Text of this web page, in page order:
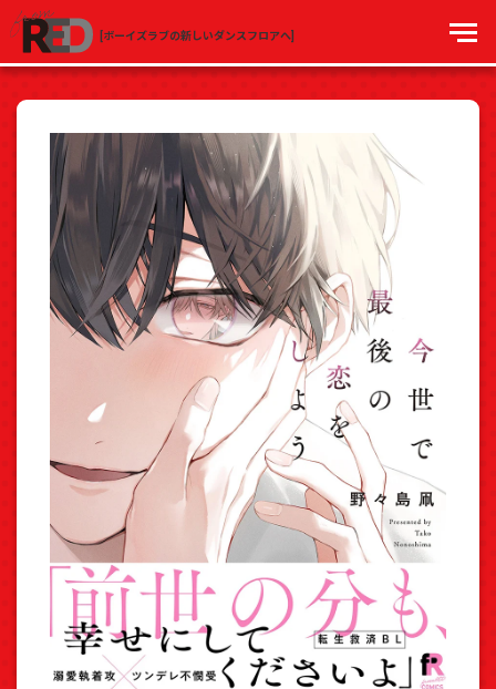
[ボーイズラブの新しいダンスフロアへ]